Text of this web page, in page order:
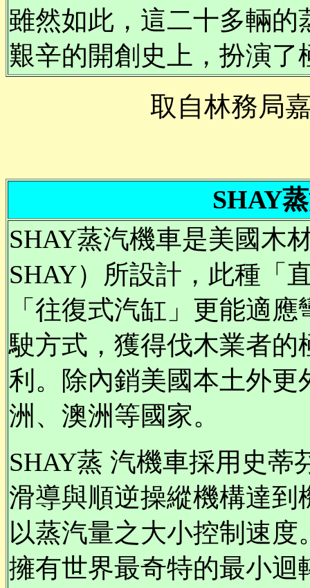
雖然如此，這二十多輛
艱辛的開創史上，扮演了
取自林務局
SHAY
SHAY蒸汽機車是美國木
SHAY）所設計，此種「
「往復式汽缸」更能適
駛方式，獲得伐木業者的
利。除內銷美國本土外
洲、澳洲等國家。
SHAY蒸 汽機車採用史蒂
滑導與順逆操縱機構達
以蒸汽量之大小控制速度
擁有世界最奇特的最小迴